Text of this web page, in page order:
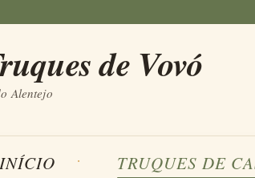
de Vovó
Alentejo
INÍCIO TRUQUES DE